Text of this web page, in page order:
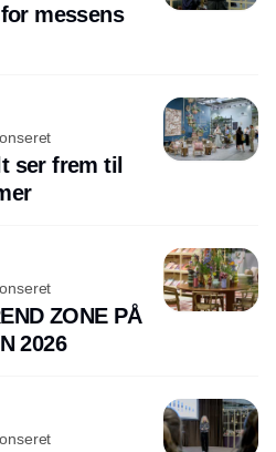
messens
ser frem til
ZONE PÅ
2026